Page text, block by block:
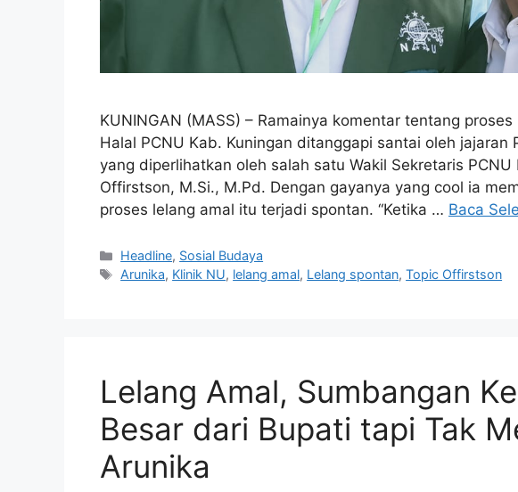
KUNINGAN (MASS) – Ramainya komentar tentang
Halal PCNU Kab. Kuningan ditanggapi santai oleh jajaran
yang diperlihatkan oleh salah satu Wakil Sekretaris
Offirstson, M.Si., M.Pd. Dengan gayanya yang cool ia
proses lelang amal itu terjadi spontan. “Ketika … Baca
Kategori
Headline, Sosial Budaya
Tag
Arunika, Klinik NU, lelang amal, Lelang spontan,Topic Offirstson
Lelang Amal, Sumbangan
Besar dari Bupati tapi Tak
Arunika